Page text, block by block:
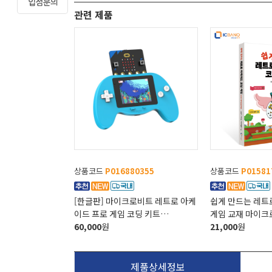
관련 제품
상품코드 P016880355
[한글판] 마이크로비트 레트로 아케
이드 프로 게임 코딩 키트
micro:bit Retro Arcade PRO
60,000원
상품코드
쉽게 만드는 레
게임 교재 마이
21,000원
제품상세정보